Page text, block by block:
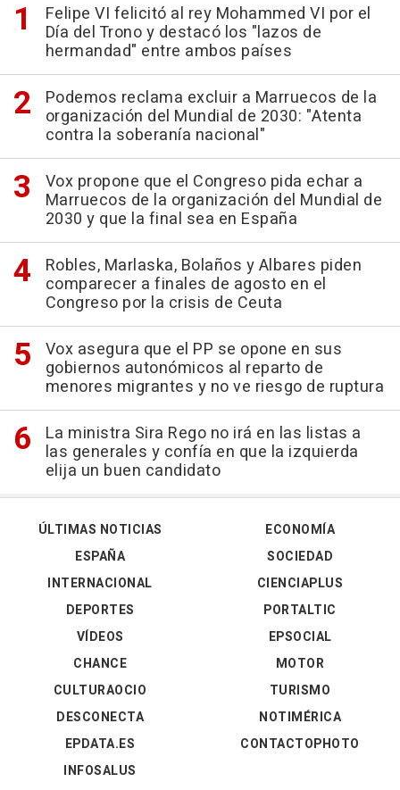
Felipe VI felicitó al rey Mohammed VI por el
Día del Trono y destacó los "lazos de
hermandad" entre ambos países
Podemos reclama excluir a Marruecos de la
organización del Mundial de 2030: "Atenta
contra la soberanía nacional"
Vox propone que el Congreso pida echar a
Marruecos de la organización del Mundial de
2030 y que la final sea en España
Robles, Marlaska, Bolaños y Albares piden
comparecer a finales de agosto en el
Congreso por la crisis de Ceuta
Vox asegura que el PP se opone en sus
gobiernos autonómicos al reparto de
menores migrantes y no ve riesgo de ruptura
La ministra Sira Rego no irá en las listas a
las generales y confía en que la izquierda
elija un buen candidato
ÚLTIMAS NOTICIAS
ESPAÑA
INTERNACIONAL
DEPORTES
VÍDEOS
ECONOMÍA
SOCIEDAD
CIENCIAPLUS
PORTALTIC
EPSOCIAL
CHANCE
CULTURAOCIO
DESCONECTA
EPDATA.ES
INFOSALUS
MOTOR
TURISMO
NOTIMÉRICA
CONTACTOPHOTO